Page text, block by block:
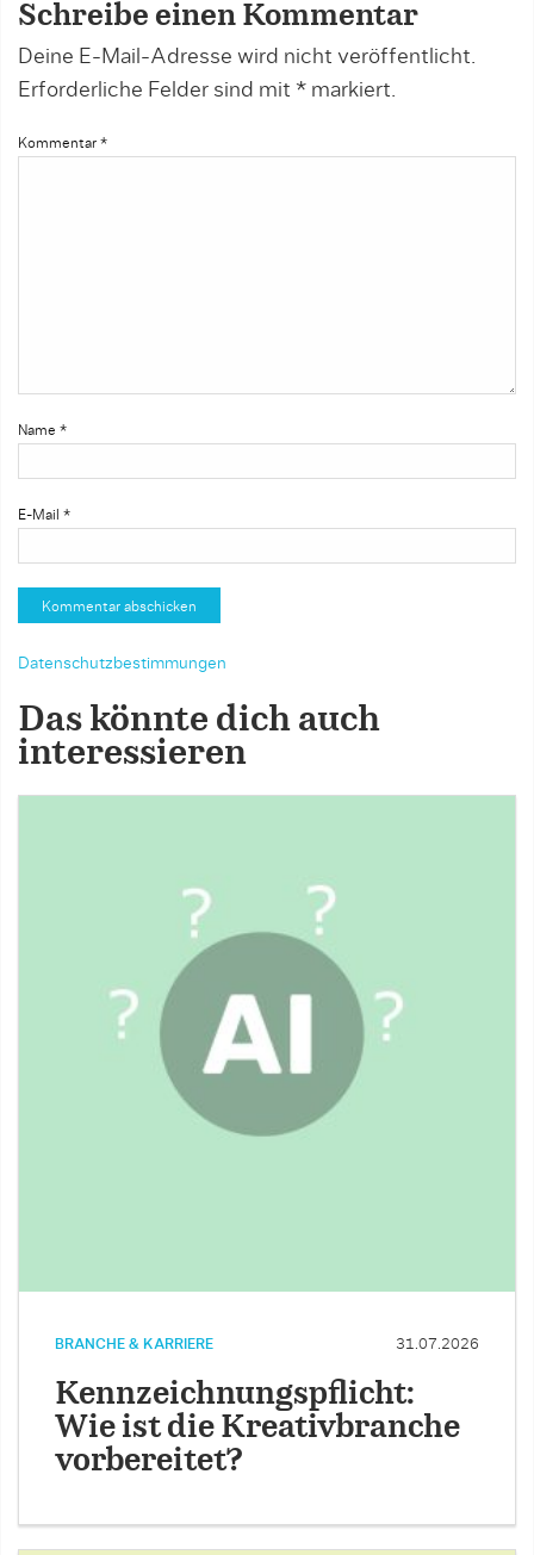
Schreibe einen Kommentar
Deine E-Mail-Adresse wird nicht veröffentlicht.
Erforderliche Felder sind mit * markiert.
Kommentar *
Name *
E-Mail *
Datenschutzbestimmungen
Das könnte dich auch
interessieren
BRANCHE & KARRIERE 31.07.2026
Kennzeichnungspflicht:
Wie ist die Kreativbranche
vorbereitet?